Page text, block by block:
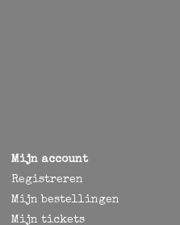
Mijn account
Registreren
Mijn bestellingen
Mijn tickets